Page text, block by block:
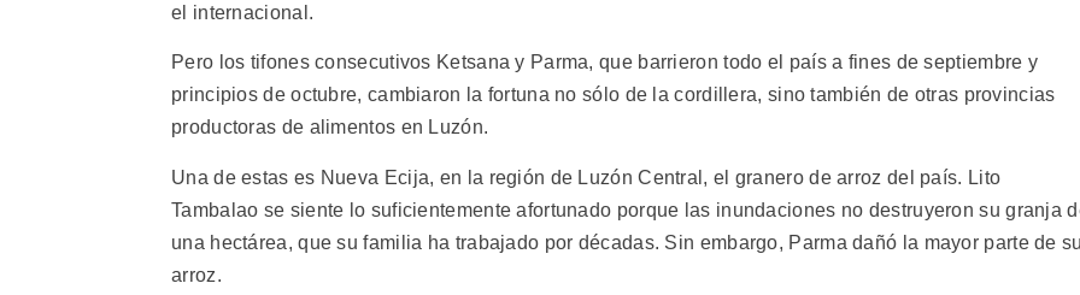
el internacional.
Pero los tifones consecutivos Ketsana y Parma, que barrieron todo el país a fines de septiembre y
principios de octubre, cambiaron la fortuna no sólo de la cordillera, sino también de otras provincias
productoras de alimentos en Luzón.
Una de estas es Nueva Ecija, en la región de Luzón Central, el granero de arroz del país. Lito
Tambalao se siente lo suficientemente afortunado porque las inundaciones no destruyeron su granja
una hectárea, que su familia ha trabajado por décadas. Sin embargo, Parma dañó la mayor parte de
arroz.